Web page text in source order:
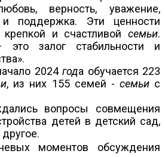
верность, уважение,
и поддержка. Эти ценности
и счастливой семьи.
залог стабильности и
2024года обучается 223
, из них 155 семей - семьис
вопросы совмещения
детей в детский сад,
моментов обсуждения